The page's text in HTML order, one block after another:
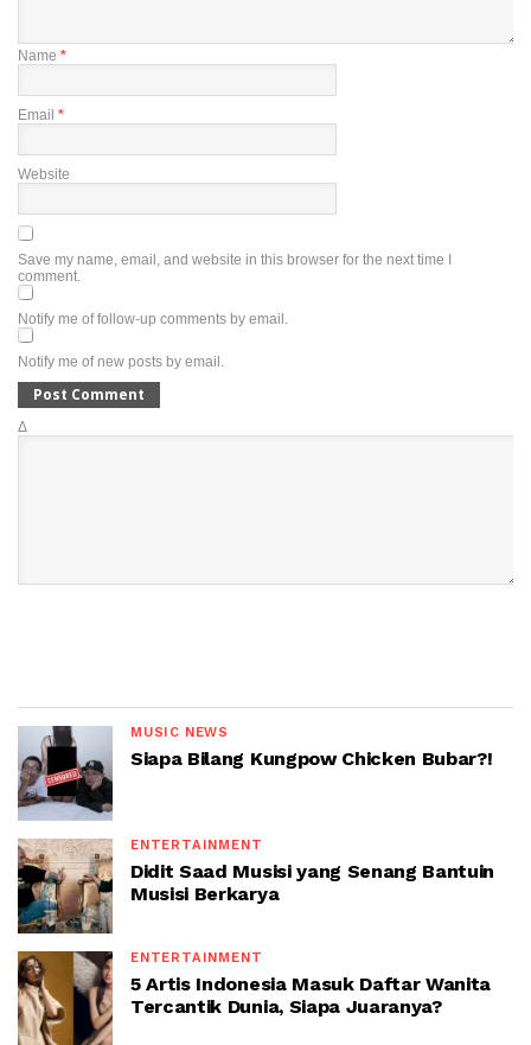
Name *
Email *
Website
Save my name, email, and website in this browser for the next time I
comment.
Notify me of follow-up comments by email.
Notify me of new posts by email.
Δ
MUSIC NEWS
Siapa Bilang Kungpow Chicken Bubar?!
ENTERTAINMENT
Didit Saad Musisi yang Senang Bantuin
Musisi Berkarya
ENTERTAINMENT
5 Artis Indonesia Masuk Daftar Wanita
Tercantik Dunia, Siapa Juaranya?